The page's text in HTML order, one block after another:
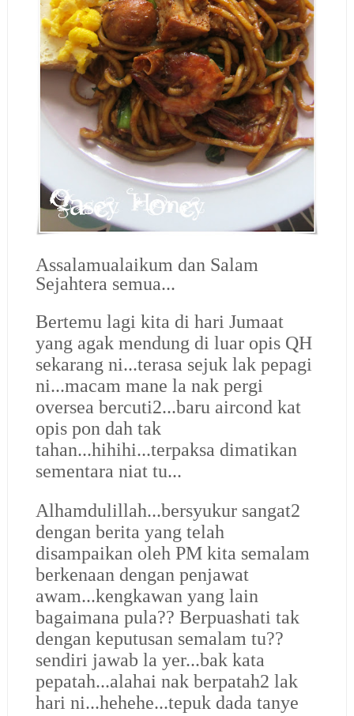
Assalamualaikum dan Salam
Sejahtera semua...
Bertemu lagi kita di hari Jumaat
yang agak mendung di luar opis QH
sekarang ni...terasa sejuk lak pepagi
ni...macam mane la nak pergi
oversea bercuti2...baru aircond kat
opis pon dah tak
tahan...hihihi...terpaksa dimatikan
sementara niat tu...
Alhamdulillah...bersyukur sangat2
dengan berita yang telah
disampaikan oleh PM kita semalam
berkenaan dengan penjawat
awam...kengkawan yang lain
bagaimana pula?? Berpuashati tak
dengan keputusan semalam tu??
sendiri jawab la yer...bak kata
pepatah...alahai nak berpatah2 lak
hari ni...hehehe...tepuk dada tanye